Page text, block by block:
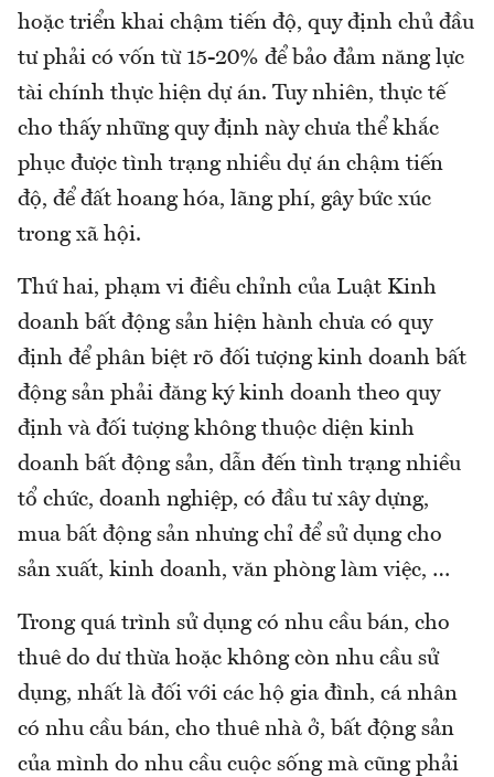
hoặc triển khai chậm tiến độ, quy định chủ đầu
tư phải có vốn từ 15-20% để bảo đảm năng lực
tài chính thực hiện dự án. Tuy nhiên, thực tế
cho thấy những quy định này chưa thể khắc
phục được tình trạng nhiều dự án chậm tiến
độ, để đất hoang hóa, lãng phí, gây bức xúc
trong xã hội.
Thứ hai, phạm vi điều chỉnh của Luật Kinh
doanh bất động sản hiện hành chưa có quy
định để phân biệt rõ đối tượng kinh doanh bất
động sản phải đăng ký kinh doanh theo quy
định và đối tượng không thuộc diện kinh
doanh bất động sản, dẫn đến tình trạng nhiều
tổ chức, doanh nghiệp, có đầu tư xây dựng,
mua bất động sản nhưng chỉ để sử dụng cho
sản xuất, kinh doanh, văn phòng làm việc, …
Trong quá trình sử dụng có nhu cầu bán, cho
thuê do dư thừa hoặc không còn nhu cầu sử
dụng, nhất là đối với các hộ gia đình, cá nhân
có nhu cầu bán, cho thuê nhà ở, bất động sản
của mình do nhu cầu cuộc sống mà cũng phải